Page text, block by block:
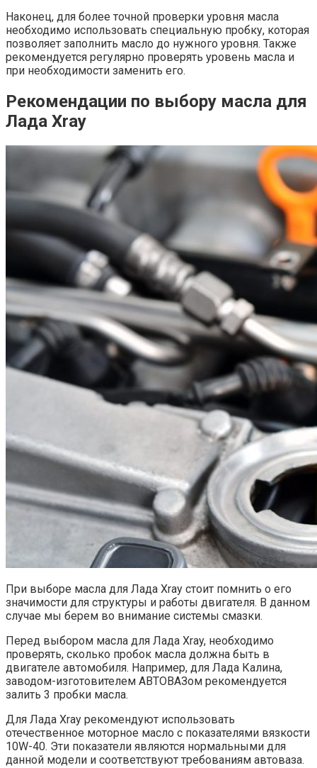
Наконец, для более точной проверки уровня масла
необходимо использовать специальную пробку, которая
позволяет заполнить масло до нужного уровня. Также
рекомендуется регулярно проверять уровень масла и
при необходимости заменить его.
Рекомендации по выбору масла для
Лада Xray
При выборе масла для Лада Xray стоит помнить о его
значимости для структуры и работы двигателя. В данном
случае мы берем во внимание системы смазки.
Перед выбором масла для Лада Xray, необходимо
проверять, сколько пробок масла должна быть в
двигателе автомобиля. Например, для Лада Калина,
заводом-изготовителем АВТОВАЗом рекомендуется
залить 3 пробки масла.
Для Лада Xray рекомендуют использовать
отечественное моторное масло с показателями вязкости
10W-40. Эти показатели являются нормальными для
данной модели и соответствуют требованиям автоваза.